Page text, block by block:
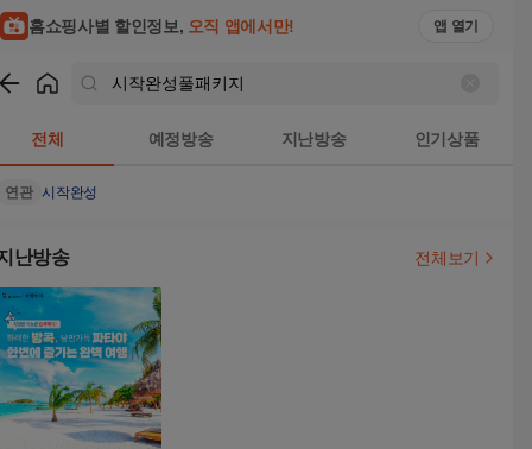
홈쇼핑사별 할인정보, 오직 앱에서만! 앱 열기
전체 예정방송 지난방송 인기상품
연관 시작완성
난방송 전체보기